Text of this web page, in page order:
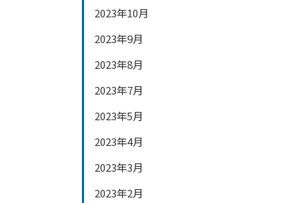
2023年10月
2023年9月
2023年8月
2023年7月
2023年5月
2023年4月
2023年3月
2023年2月